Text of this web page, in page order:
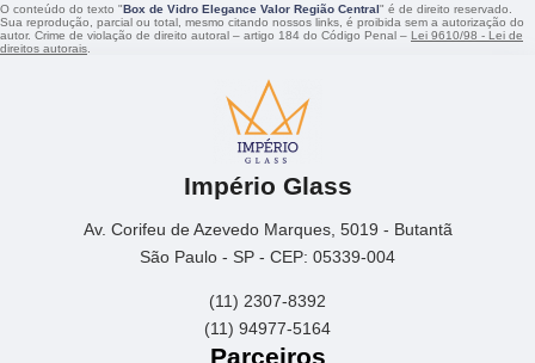
O conteúdo do texto "Box de Vidro Elegance Valor Região Central" é de direito reservado.
Sua reprodução, parcial ou total, mesmo citando nossos links, é proibida sem a autorização do
autor. Crime de violação de direito autoral – artigo 184 do Código Penal – Lei 9610/98 - Lei de
direitos autorais
Império Glass
Av. Corifeu de Azevedo Marques, 5019 - Butantã
São Paulo - SP - CEP: 05339-004
(11) 2307-8392
(11) 94977-5164
Parceiros